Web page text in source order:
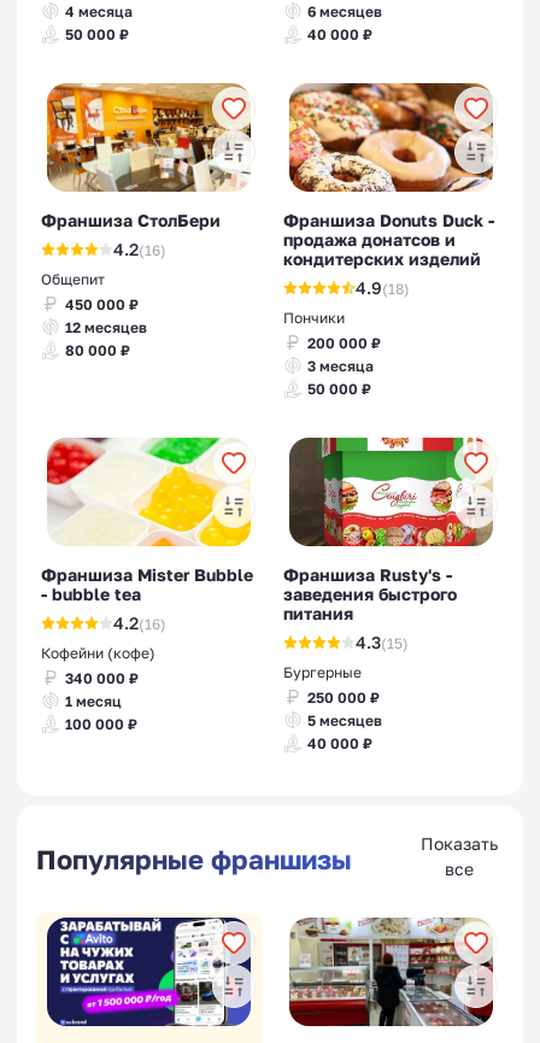
4 месяца
50 000 ₽
6 месяцев
40 000 ₽
Франшиза СтолБери
4.2(16)
Общепит
450 000 ₽
12 месяцев
80 000 ₽
Франшиза Donuts Duck -
продажа донатсов и
кондитерских изделий
4.9(18)
Пончики
200 000 ₽
3 месяца
50 000 ₽
Франшиза Mister Bubble
- bubble tea
4.2(16)
Кофейни (кофе)
340 000 ₽
1 месяц
100 000 ₽
Франшиза Rusty's -
заведения быстрого
питания
4.3(15)
Бургерные
250 000 ₽
5 месяцев
40 000 ₽
Популярные франшизы
Показать
все